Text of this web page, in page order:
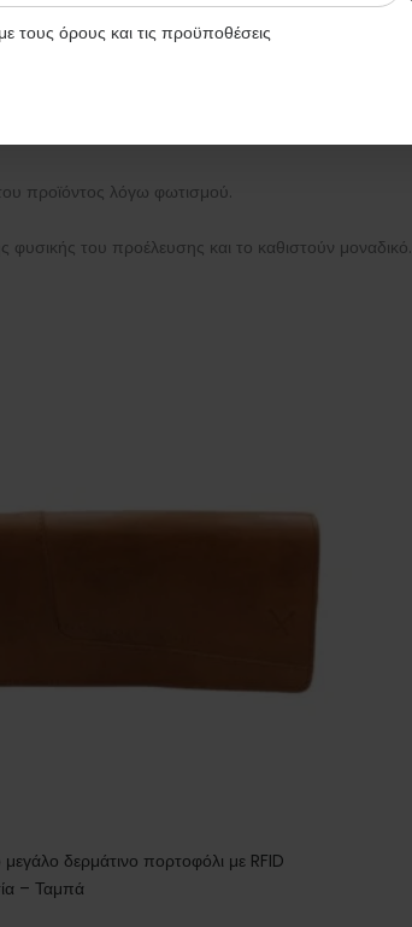
τους όρους και τις προϋποθέσεις
προϊόντος λόγω φωτισμού.
του προέλευσης και το καθιστούν μοναδικό.
μεγάλο δερμάτινο πορτοφόλι με RFID
– Ταμπά